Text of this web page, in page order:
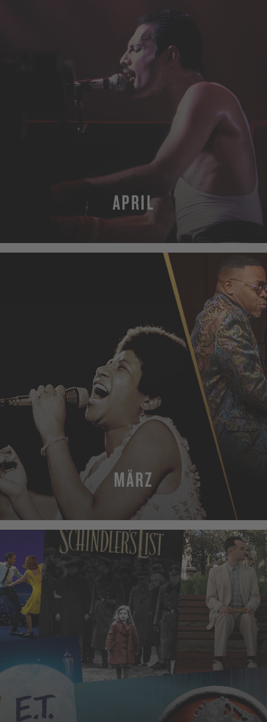
APRIL
MÄRZ